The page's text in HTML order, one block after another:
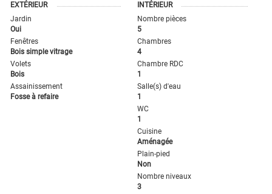
EXTÉRIEUR
Jardin
Oui
Fenêtres
Bois simple vitrage
Volets
Bois
Assainissement
Fosse à refaire
INTÉRIEUR
Nombre pièces
5
Chambres
4
Chambre RDC
1
Salle(s) d'eau
1
WC
1
Cuisine
Aménagée
Plain-pied
Non
Nombre niveaux
3